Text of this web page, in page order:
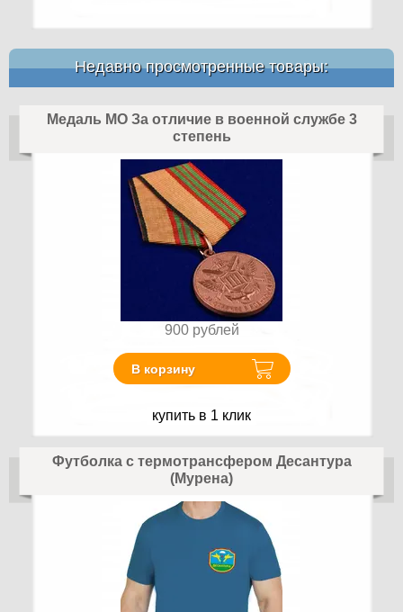
Недавно просмотренные товары:
Медаль МО За отличие в военной службе 3
степень
900 рублей
В корзину
купить в 1 клик
Футболка с термотрансфером Десантура
(Мурена)